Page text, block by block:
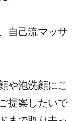
自己流マッサ
や泡洗顔にこ
提案したいで